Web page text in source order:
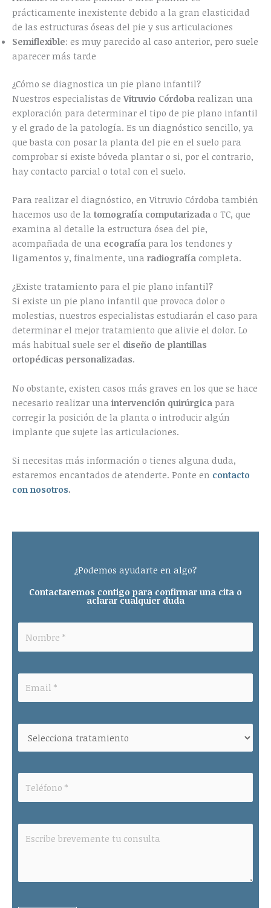
prácticamente inexistente debido a la gran elasticidad
de las estructuras óseas del pie y sus articulaciones
Semiflexible: es muy parecido al caso anterior, pero suele
aparecer más tarde
¿Cómo se diagnostica un pie plano infantil?
Nuestros especialistas de Vitruvio Córdoba realizan una
exploración para determinar el tipo de pie plano infantil
y el grado de la patología. Es un diagnóstico sencillo, ya
que basta con posar la planta del pie en el suelo para
comprobar si existe bóveda plantar o si, por el contrario,
hay contacto parcial o total con el suelo.
Para realizar el diagnóstico, en Vitruvio Córdoba también
hacemos uso de la tomografía computarizada o TC, que
examina al detalle la estructura ósea del pie,
acompañada de una ecografía para los tendones y
ligamentos y, finalmente, una radiografía completa.
¿Existe tratamiento para el pie plano infantil?
Si existe un pie plano infantil que provoca dolor o
molestias, nuestros especialistas estudiarán el caso para
determinar el mejor tratamiento que alivie el dolor. Lo
más habitual suele ser el diseño de plantillas
ortopédicas personalizadas.
No obstante, existen casos más graves en los que se hace
necesario realizar una intervención quirúrgica para
corregir la posición de la planta o introducir algún
implante que sujete las articulaciones.
Si necesitas más información o tienes alguna duda,
estaremos encantados de atenderte. Ponte en contacto
con nosotros.
¿Podemos ayudarte en algo?
Contactaremos contigo para confirmar una cita o
aclarar cualquier duda